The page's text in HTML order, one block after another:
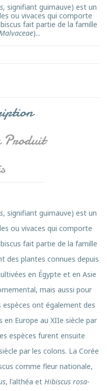
, signifiant guimauve) est un
ou vivaces qui comporte
fait partie de la famille
)...
Produit
, signifiant guimauve) est un
ou vivaces qui comporte
fait partie de la famille
des plantes connues depuis
en Égypte et en Asie
mais aussi pour
ont également des
Europe au XIIe siècle par
espèces furent ensuite
par les colons. La Corée
comme fleur nationale,
, l'althéa et Hibiscus rosa-